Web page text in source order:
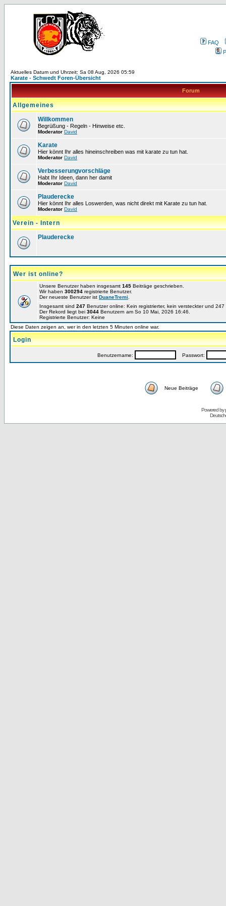
FAQ
Aktuelles Datum und Uhrzeit: Sa 08 Aug, 2026 05:59
Karate - Schwedt Foren-Übersicht
Forum
Allgemeines
Willkommen
Begrüßung - Regeln - Hinweise etc.
Moderator David
Karate
Hier könnt Ihr alles hineinschreiben was mit karate zu tun hat.
Moderator David
Verbesserungvorschläge
Habt Ihr Ideen, dann her damit
Moderator David
Plauderecke
Hier könnt Ihr alles Loswerden, was nicht direkt mit Karate zu tun hat.
Moderator David
Verein - Intern
Plauderecke
Wer ist online?
Unsere Benutzer haben insgesamt 145 Beiträge geschrieben.
Wir haben 300294 registrierte Benutzer.
Der neueste Benutzer ist DuaneTremi
Insgesamt sind 247 Benutzer online: Kein registrierter, kein versteckter und
Der Rekord liegt bei 3044 Benutzern am So 10 Mai, 2026 16:46.
Registrierte Benutzer: Keine
Diese Daten zeigen an, wer in den letzten 5 Minuten online war.
Login
Benutzername: Passwort:
Neue Beiträge
Powered by